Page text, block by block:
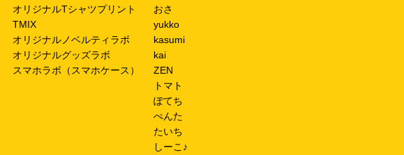
オリジナルTシャツプリント
TMIX
オリジナルノベルティラボ
オリジナルグッズラボ
スマホラボ（スマホケース）
おさ
yukko
kasumi
kai
ZEN
トマト
ぽてち
ぺんた
たいち
しーこ♪